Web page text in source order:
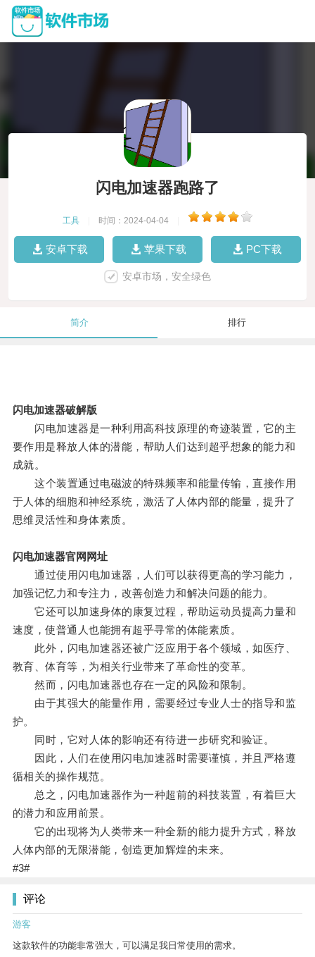
闪电加速器跑路了
工具 时间：2024-04-04
安卓下载 苹果下载 PC下载
安卓市场，安全绿色
简介 排行
闪电加速器破解版
闪电加速器是一种利用高科技原理的奇迹装置，它的主
要作用是释放人体的潜能，帮助人们达到超乎想象的能力和
成就。
这个装置通过电磁波的特殊频率和能量传输，直接作用
于人体的细胞和神经系统，激活了人体内部的能量，提升了
思维灵活性和身体素质。
闪电加速器官网网址
通过使用闪电加速器，人们可以获得更高的学习能力，
加强记忆力和专注力，改善创造力和解决问题的能力。
它还可以加速身体的康复过程，帮助运动员提高力量和
速度，使普通人也能拥有超乎寻常的体能素质。
此外，闪电加速器还被广泛应用于各个领域，如医疗、
教育、体育等，为相关行业带来了革命性的变革。
然而，闪电加速器也存在一定的风险和限制。
由于其强大的能量作用，需要经过专业人士的指导和监
护。
同时，它对人体的影响还有待进一步研究和验证。
因此，人们在使用闪电加速器时需要谨慎，并且严格遵
循相关的操作规范。
总之，闪电加速器作为一种超前的科技装置，有着巨大
的潜力和应用前景。
它的出现将为人类带来一种全新的能力提升方式，释放
人体内部的无限潜能，创造更加辉煌的未来。
#3#
评论
游客
这款软件的功能非常强大，可以满足我日常使用的需求。